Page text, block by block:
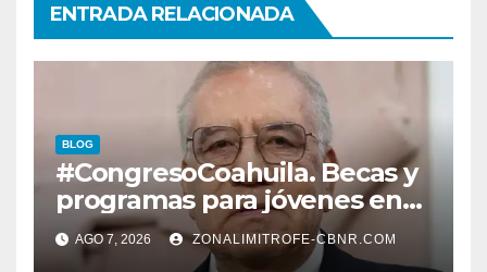
ENTRADA RELACIONADA
BLOG
#CongresoCoahuila. Becas y
programas para jóvenes en
áreas agropecuarias, plantea
Raúl Onofre
AGO 7, 2026 ZONALIMITROFE-CBNR.COM